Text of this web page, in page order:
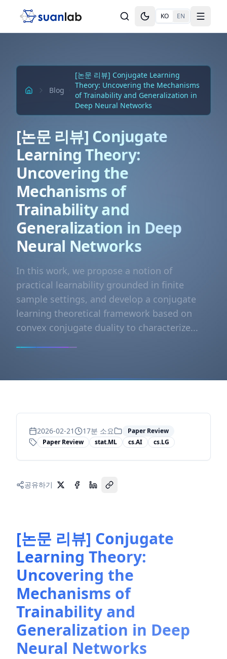
Toggle theme
KO EN Toggle
Blog
[논문 리뷰] Conjugate Learning
Theory: Uncovering the Mechanisms
of Trainability and Generalization in
Deep Neural Networks
[논문 리뷰] Conjugate
Learning Theory:
Uncovering the
Mechanisms of
Trainability and
Generalization in Deep
Neural Networks
In this work, we propose a notion of
practical learnability grounded in finite
sample settings, and develop a conjugate
learning theoretical framework based on
convex conjugate duality to characterize...
2026-02-21 17분 소요
Paper Review
Paper Review
stat.ML cs.AI cs.LG
공유하기
[논문 리뷰] Conjugate
Learning Theory:
Uncovering the
Mechanisms of
Trainability and
Generalization in Deep
Neural Networks